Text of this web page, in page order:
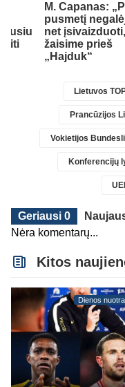
M. Capanas:
pusmetį
net
žaisime prieš
„Hajduk“
Lietuvos
Prancūzijos
Vokietijos
Konferencijų
Geriausi 0
Nėra komentarų...
Kitos
Dienos